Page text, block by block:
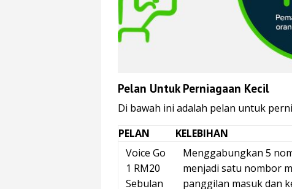
Pelan Untuk Perniagaan Kecil
Di bawah ini adalah pelan untuk
PELAN
KELEBIHAN
Voice Go
1 RM20
Sebulan
Menggabungkan 5
menjadi satu nombor
panggilan masuk dan